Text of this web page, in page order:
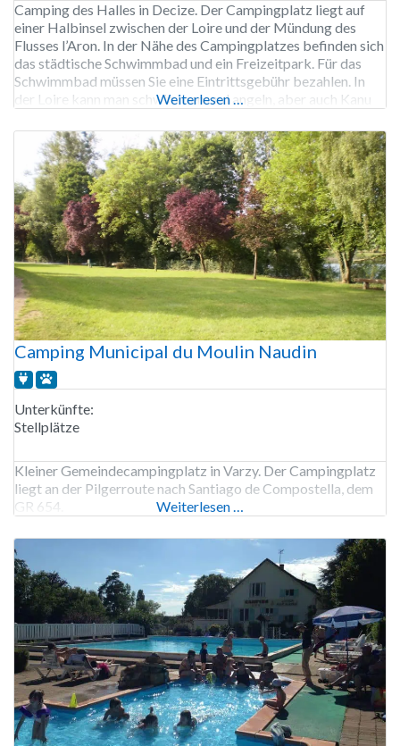
Camping des Halles in Decize. Der Campingplatz liegt auf
einer Halbinsel zwischen der Loire und der Mündung des
Flusses l’Aron. In der Nähe des Campingplatzes befinden sich
das städtische Schwimmbad und ein Freizeitpark. Für das
Schwimmbad müssen Sie eine Eintrittsgebühr bezahlen. In
der Loire kann man schwimmen und angeln, aber auch Kanu
Weiterlesen …
Camping Municipal du Moulin Naudin
Unterkünfte:
Stellplätze
Kleiner Gemeindecampingplatz in Varzy. Der Campingplatz
liegt an der Pilgerroute nach Santiago de Compostella, dem
GR 654.
Weiterlesen …